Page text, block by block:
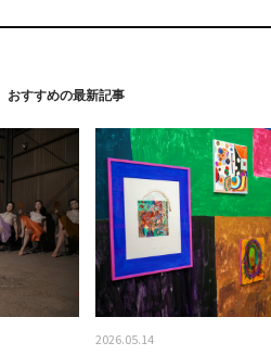
おすすめの最新記事
2026.05.14